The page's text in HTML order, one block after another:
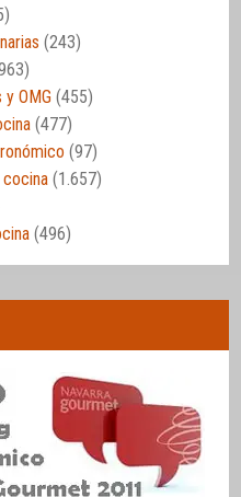
(243)
y OMG (455)
(477)
(97)
(1.657)
(496)